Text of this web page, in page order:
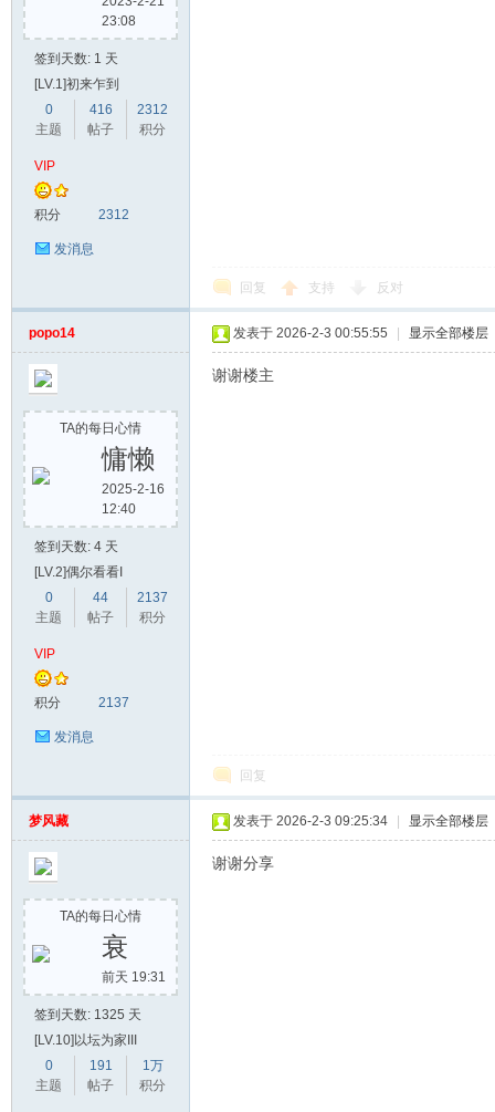
23:08
签到天数: 1 天
[LV.1]初来乍到
0
主题
416
帖子
2312
积分
VIP
积分 2312
发消息
回复 支持 反对
popo14
TA的每日心情
慵懒
2025-2-16
12:40
签到天数: 4 天
[LV.2]偶尔看看I
0
主题
44
帖子
2137
积分
VIP
积分 2137
发消息
发表于 2026-2-3 00:55:55 显示全部楼层
谢谢楼主
回复
梦风藏
TA的每日心情
衰
前天 19:31
签到天数: 1325 天
[LV.10]以坛为家III
0
主题
191
帖子
1万
积分
发表于 2026-2-3 09:25:34 显示全部楼层
谢谢分享